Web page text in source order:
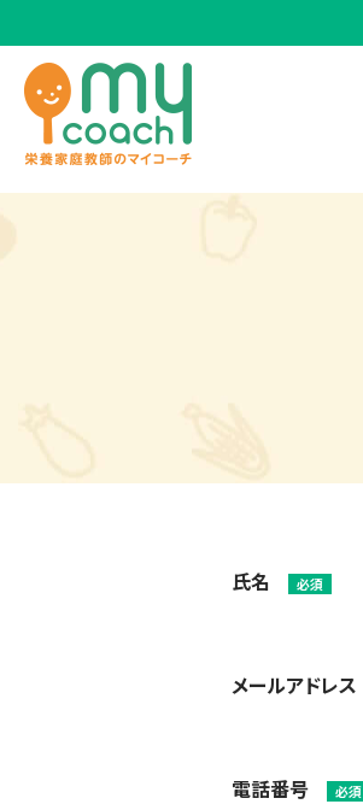
氏名 必須
メールアドレス
電話番号 必須